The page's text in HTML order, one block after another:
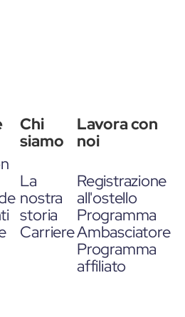
Chi
siamo
La
nostra
storia
Carriere
Lavora con
noi
Registrazione
all'ostello
Programma
Ambasciatore
Programma
affiliato